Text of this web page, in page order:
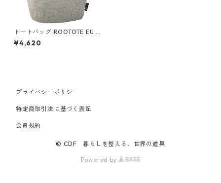
トートバッグ ROOTOTE EU.D
ELI Po-No 1296 ルートート E
U.デリ.グルグルミイラ-A グレ
¥4,620
プライバシーポリシー
特定商取引法に基づく表記
会員規約
© CDF 暮らしを整える、世界の道具
Powered by